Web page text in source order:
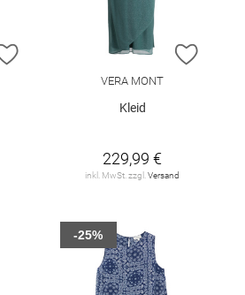
ZUR WUNSCHLISTE HINZUFÜGEN
ZUR
VERA MONT
Kleid
229,99 €
inkl. MwSt. zzgl. Versand
-25%